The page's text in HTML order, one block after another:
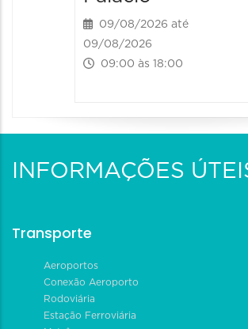
09/08/2026 até
09/08/2026
09:00 às 18:00
INFORMAÇÕES
Transporte
Aeroportos
Conexão Aeroporto
Rodoviária
Estação Ferroviária